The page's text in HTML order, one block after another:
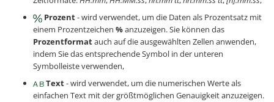
Prozent- wird verwendet, um die Daten als Prozentsatz mit
einem Prozentzeichen %anzuzeigen. Sie können das
Prozentformatauch auf die ausgewählten Zellen anwenden,
indem Sie das entsprechende Symbol in der unteren
Symbolleiste verwenden,
Text- wird verwendet, um die numerischen Werte als
einfachen Text mit der größtmöglichen Genauigkeit anzuzeigen.